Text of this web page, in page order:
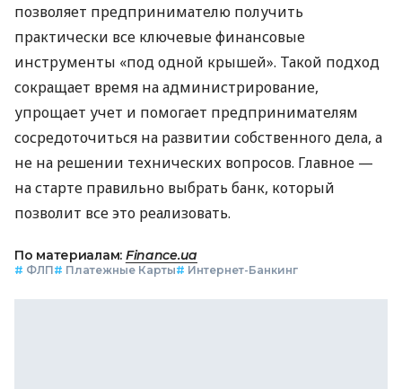
позволяет предпринимателю получить
практически все ключевые финансовые
инструменты «под одной крышей». Такой подход
сокращает время на администрирование,
упрощает учет и помогает предпринимателям
сосредоточиться на развитии собственного дела, а
не на решении технических вопросов. Главное —
на старте правильно выбрать банк, который
позволит все это реализовать.
По материалам: Finance.ua
# ФЛП# Платежные Карты# Интернет-Банкинг